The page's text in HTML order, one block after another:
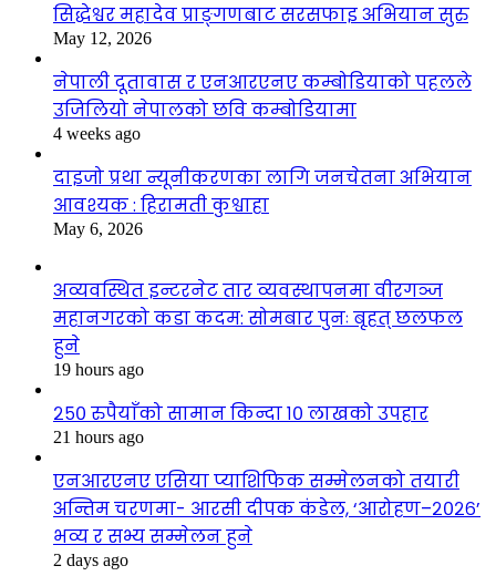
सिद्धेश्वर महादेव प्राङ्गणबाट सरसफाइ अभियान सुरु
May 12, 2026
नेपाली दूतावास र एनआरएनए कम्बोडियाको पहलले
उजिलियो नेपालको छवि कम्बोडियामा
4 weeks ago
दाइजो प्रथा न्यूनीकरणका लागि जनचेतना अभियान
आवश्यक : हिरामती कुश्वाहा
May 6, 2026
अव्यवस्थित इन्टरनेट तार व्यवस्थापनमा वीरगञ्ज
महानगरको कडा कदम: सोमबार पुनः बृहत् छलफल
हुने
19 hours ago
२५० रुपैयाँको सामान किन्दा १० लाखको उपहार
21 hours ago
एनआरएनए एसिया प्याशिफिक सम्मेलनको तयारी
अन्तिम चरणमा- आरसी दीपक कंडेल, ‘आरोहण–२०२६’
भव्य र सभ्य सम्मेलन हुने
2 days ago